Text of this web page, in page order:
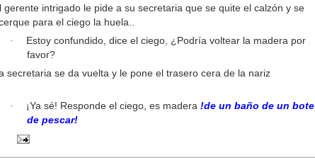
gerente intrigado le pide a su secretaria que se quite el calzón y se
para el ciego la huela..
·
Estoy confundido, dice el ciego, ¿Podría voltear la madera por
favor?
secretaria se da vuelta y le pone el trasero cera de la nariz
· ¡Ya sé! Responde el ciego, es madera !de un baño de un bote
de pescar!